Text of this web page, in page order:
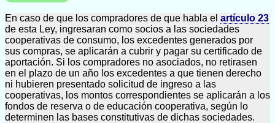
En caso de que los compradores de que habla el artículo 23
de esta Ley, ingresaran como socios a las sociedades
cooperativas de consumo, los excedentes generados por
sus compras, se aplicarán a cubrir y pagar su certificado de
aportación. Si los compradores no asociados, no retirasen
en el plazo de un año los excedentes a que tienen derecho
ni hubieren presentado solicitud de ingreso a las
cooperativas, los montos correspondientes se aplicarán a los
fondos de reserva o de educación cooperativa, según lo
determinen las bases constitutivas de dichas sociedades.